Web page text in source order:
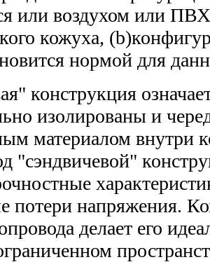
или воздухом или
кожуха,
нормой для
конструкция
изолированы и
материалом внутри
"сэндвичевой"
потери напряжения.
делает его